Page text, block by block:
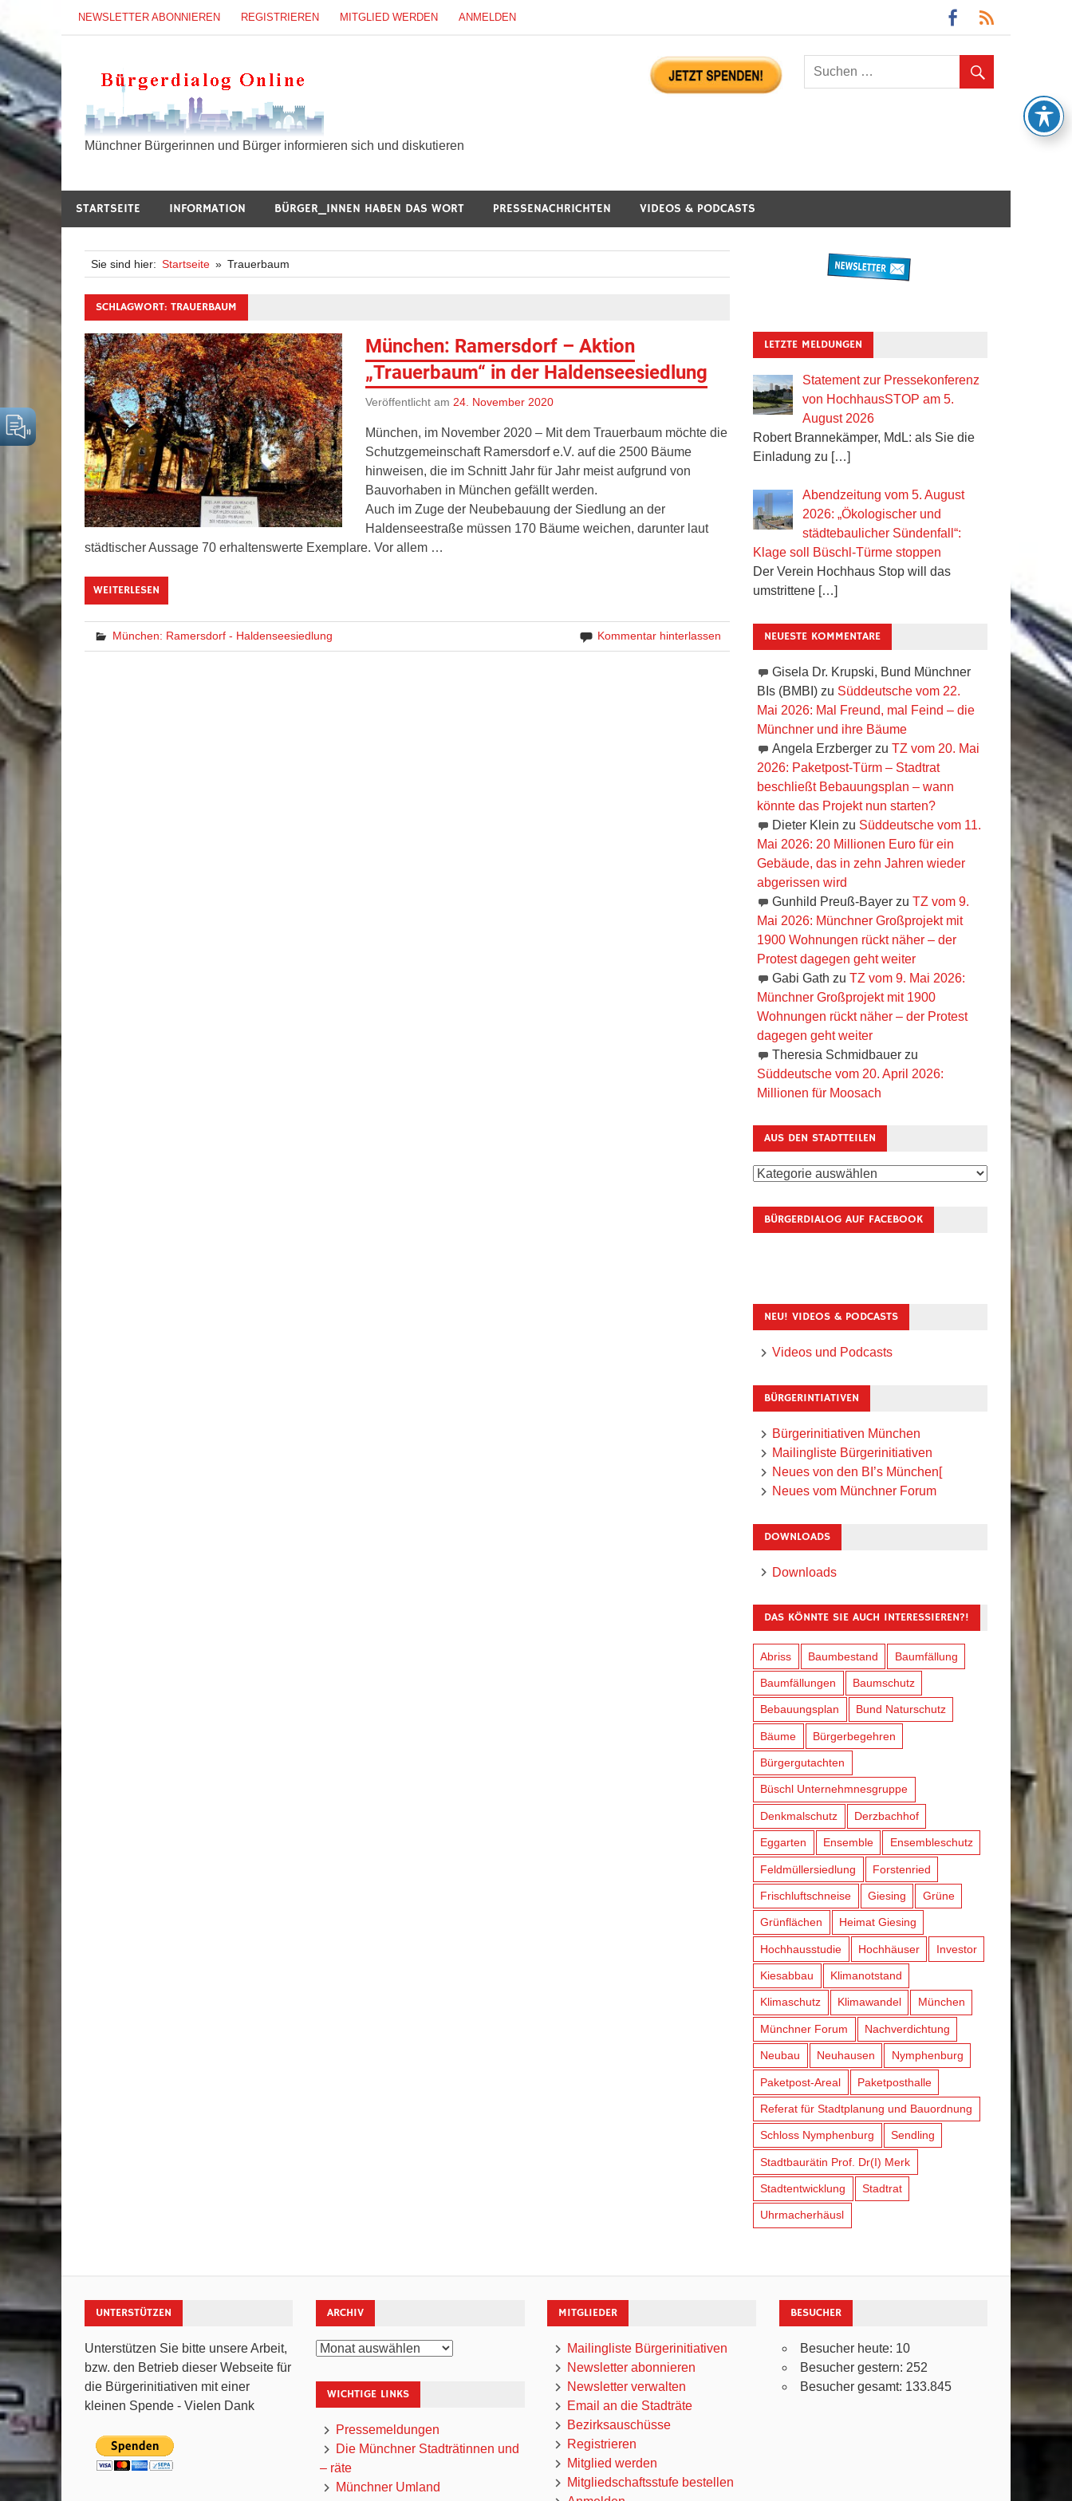
NEWSLETTER ABONNIEREN REGISTRIEREN MITGLIED WERDEN ANMELDEN
Münchner Bürgerinnen und Bürger informieren sich und diskutieren
STARTSEITE INFORMATION BÜRGER_INNEN HABEN DAS WORT PRESSENACHRICHTEN VIDEOS & PODCASTS
Sie sind hier: Startseite Trauerbaum
SCHLAGWORT: TRAUERBAUM
München: Ramersdorf – Aktion
„Trauerbaum“ in der Haldenseesiedlung
Veröffentlicht am 24. November 2020
München, im November 2020 – Mit dem Trauerbaum möchte die
Schutzgemeinschaft Ramersdorf e.V. auf die 2500 Bäume
hinweisen, die im Schnitt Jahr für Jahr meist aufgrund von
Bauvorhaben in München gefällt werden.
Auch im Zuge der Neubebauung der Siedlung an der
Haldenseestraße müssen 170 Bäume weichen, darunter laut
städtischer Aussage 70 erhaltenswerte Exemplare. Vor allem …
WEITERLESEN
München: Ramersdorf - Haldenseesiedlung Kommentar hinterlassen
LETZTE MELDUNGEN
Statement zur Pressekonferenz
von HochhausSTOP am 5.
August 2026
Robert Brannekämper, MdL: als Sie die
Einladung zu […]
Abendzeitung vom 5. August
2026: „Ökologischer und
städtebaulicher Sündenfall“:
Klage soll Büschl-Türme stoppen
Der Verein Hochhaus Stop will das
umstrittene […]
NEUESTE KOMMENTARE
Gisela Dr. Krupski, Bund Münchner
BIs (BMBI)zu Süddeutsche vom 22.
Mai 2026: Mal Freund, mal Feind – die
Münchner und ihre Bäume
Angela Erzbergerzu TZ vom 20. Mai
2026: Paketpost-Türm – Stadtrat
beschließt Bebauungsplan – wann
könnte das Projekt nun starten?
Dieter Klein zu Süddeutsche vom 11.
Mai 2026: 20 Millionen Euro für ein
Gebäude, das in zehn Jahren wieder
abgerissen wird
Gunhild Preuß-Bayerzu TZ vom 9.
Mai 2026: Münchner Großprojekt mit
1900 Wohnungen rückt näher – der
Protest dagegen geht weiter
Gabi Gath zu TZ vom 9. Mai 2026:
Münchner Großprojekt mit 1900
Wohnungen rückt näher – der Protest
dagegen geht weiter
Theresia Schmidbauerzu
Süddeutsche vom 20. April 2026:
Millionen für Moosach
AUS DEN STADTTEILEN
Aus
Stadtteilen
BÜRGERDIALOG AUF FACEBOOK
NEU! VIDEOS & PODCASTS
Videos und Podcasts
BÜRGERINTIATIVEN
Bürgerinitiativen München
Mailingliste Bürgerinitiativen
Neues von den BI’s München[
Neues vom Münchner Forum
DOWNLOADS
Downloads
DAS KÖNNTE SIE AUCH INTERESSIEREN?!
Abriss Baumbestand Baumfällung
Baumfällungen Baumschutz
Bebauungsplan Bund Naturschutz
Bäume Bürgerbegehren
Bürgergutachten
Büschl Unternehmnesgruppe
Denkmalschutz Derzbachhof
Eggarten Ensemble Ensembleschutz
Feldmüllersiedlung Forstenried
Frischluftschneise Giesing Grüne
Grünflächen Heimat Giesing
Hochhausstudie Hochhäuser Investor
Kiesabbau Klimanotstand
Klimaschutz Klimawandel München
Münchner Forum Nachverdichtung
Neubau Neuhausen Nymphenburg
Paketpost-Areal Paketposthalle
Referat für Stadtplanung und Bauordnung
Schloss Nymphenburg Sendling
Stadtbaurätin Prof. Dr(I) Merk
Stadtentwicklung Stadtrat
Uhrmacherhäusl
UNTERSTÜTZEN
Unterstützen Sie bitte unsere Arbeit,
bzw. den Betrieb dieser Webseite für
die Bürgerinitiativen mit einer
kleinen Spende - Vielen Dank
ARCHIV
Archiv
WICHTIGE LINKS
Pressemeldungen
Die Münchner Stadträtinnen und
– räte
Münchner Umland
MITGLIEDER
Mailingliste Bürgerinitiativen
Newsletter abonnieren
Newsletter verwalten
Email an die Stadträte
Bezirksauschüsse
Registrieren
Mitglied werden
Mitgliedschaftsstufe bestellen
BESUCHER
Besucher heute: 10
Besucher gestern: 252
Besucher gesamt: 133.845